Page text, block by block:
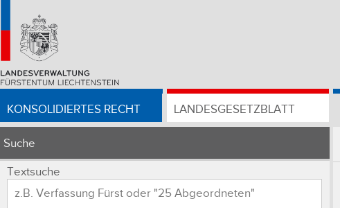
KONSOLIDIERTES RECHT LANDESGESETZBLATT
Suche
Textsuche